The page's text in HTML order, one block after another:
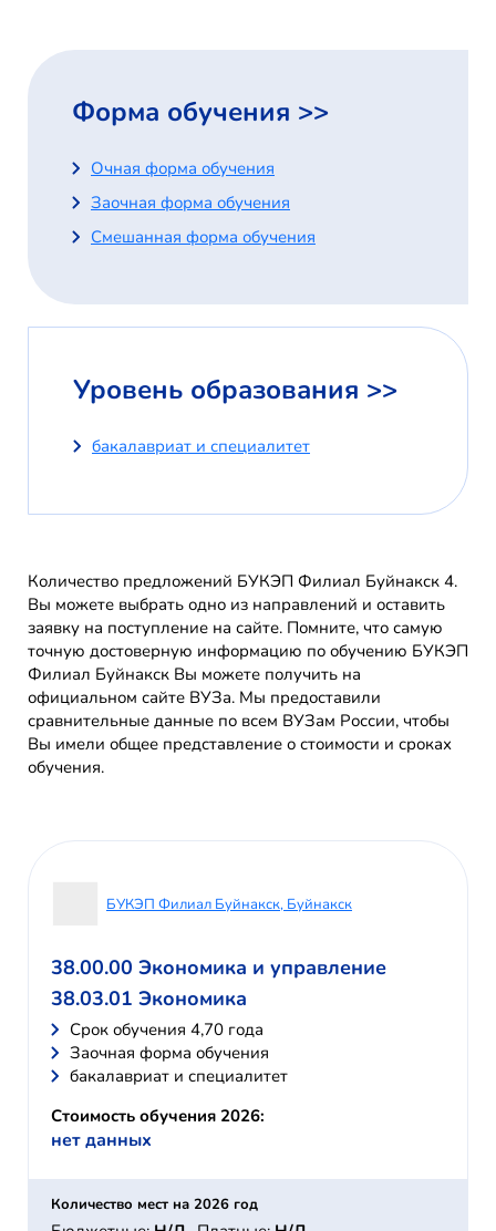
Форма обучения >>
Очная форма обучения
Заочная форма обучения
Смешанная форма обучения
Уровень образования >>
бакалавриат и специалитет
Количество предложений БУКЭП Филиал Буйнакск 4.
Вы можете выбрать одно из направлений и оставить
заявку на поступление на сайте. Помните, что самую
точную достоверную информацию по обучению БУКЭП
Филиал Буйнакск Вы можете получить на
официальном сайте ВУЗа. Мы предоставили
сравнительные данные по всем ВУЗам России, чтобы
Вы имели общее представление о стоимости и сроках
обучения.
БУКЭП Филиал Буйнакск, Буйнакск
38.00.00 Экономика и управление
38.03.01 Экономика
Cрок обучения 4,70 года
Заочная форма обучения
бакалавриат и специалитет
Стоимость обучения 2026:
нет данных
Количество мест на 2026 год